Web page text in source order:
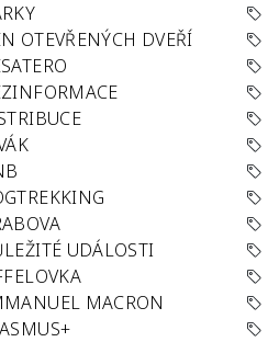
OTEVŘENÝCH DVEŘÍ
UDÁLOSTI
MACRON